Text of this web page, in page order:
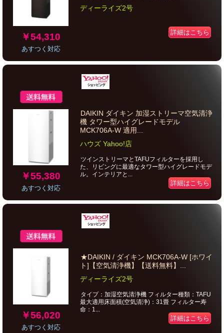
￥54,310
あすつく対応
ディーライズ2号
詳細はこちら
￥55,380
あすつく対応
DAIKIN ダイキン 加湿ストリーマ空気清浄
機 タワー型ハイグレードモデル
MCK706A-W 適用...
ハウズ Yahoo!店
ツインストリーマとTAFUフィルターを採用し
た、リビングに最適なタワー型ハイグレードモデ
ル。インテリアと...
詳細はこちら
￥56,020
あすつく対応
★DAIKIN / ダイキン MCK706A-W [ホワイ
ト]【空気清浄機】【送料無料】...
ディーライズ2号
タイプ：加湿空気清浄機 フィルター種類：TAFU
最大適用床面積(空気清浄)：31畳 フィルター寿
命：1...
詳細はこちら